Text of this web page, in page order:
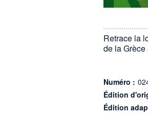
Retrace la
de la
Numéro :
Édition
Édition